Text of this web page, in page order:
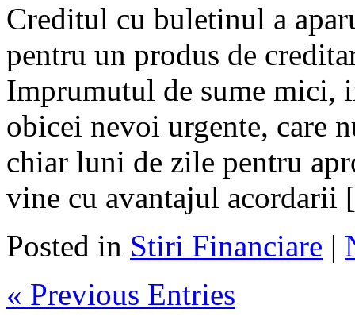
Creditul cu buletinul a
pentru un produs de
Imprumutul de sume mici,
obicei nevoi urgente, care
chiar luni de zile pentru
vine cu avantajul
Posted in Stiri Financiare |
« Previous Entries